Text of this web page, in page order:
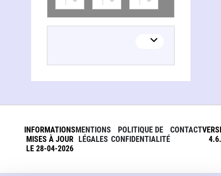
INFORMATIONS
MISES À JOUR
LE 28-04-2026
MENTIONS
LÉGALES
POLITIQUE DE
CONFIDENTIALITÉ
CONTACT